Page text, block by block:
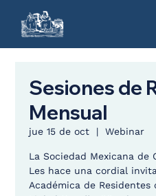
Sesiones de
Mensual
jue 15 de oct
  |
Webinar
La Sociedad Mexicana de
Les hace una cordial
Académica de Residentes